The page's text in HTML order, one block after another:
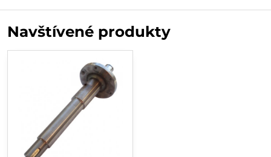
Navštívené produkty